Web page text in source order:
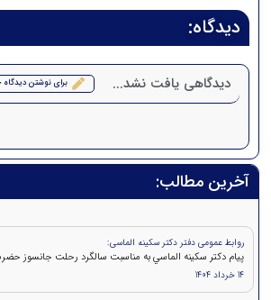
دیدگاه:
دیدگاهی یافت نشد... برای نوشتن
آخرین مطالب:
روابط عمومی دفتر دکتر سکینه الماسی:
پيام دکتر سكينه الماسي به مناسبت سالگرد رحلت جانسوز
14 خرداد 1404